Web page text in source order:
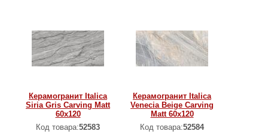
Керамогранит Italica
Siria Gris Carving Matt
60x120
Код товара:52583
Керамогранит Italica
Venecia Beige Carving
Matt 60x120
Код товара:52584